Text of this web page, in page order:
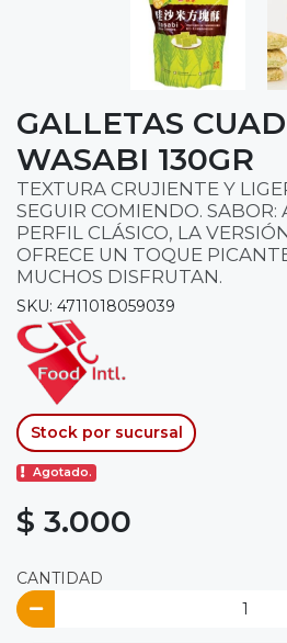
GALLETAS
WASABI 130GR
TEXTURA CRUJIENTE Y
SEGUIR COMIENDO. SABOR:
PERFIL CLÁSICO, LA
OFRECE UN TOQUE
MUCHOS DISFRUTAN.
SKU: 4711018059039
Stock por sucursal
Agotado.
$ 3.000
CANTIDAD